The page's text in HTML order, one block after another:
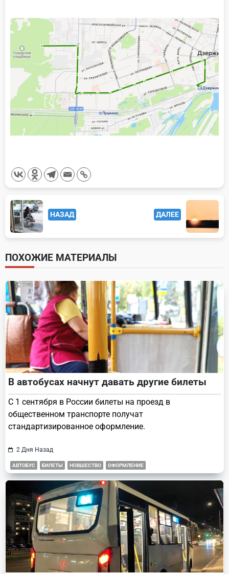
<span
class="nav-
subtitle
screen-
reader-
text">Page</span>
НАЗАД ДАЛЕЕ
ПОХОЖИЕ МАТЕРИАЛЫ
В автобусах начнут давать другие билеты
С 1 сентября в России билеты на проезд в
общественном транспорте получат
стандартизированное оформление.
2 Дня Назад
АВТОБУС БИЛЕТЫ НОВШЕСТВО ОФОРМЛЕНИЕ